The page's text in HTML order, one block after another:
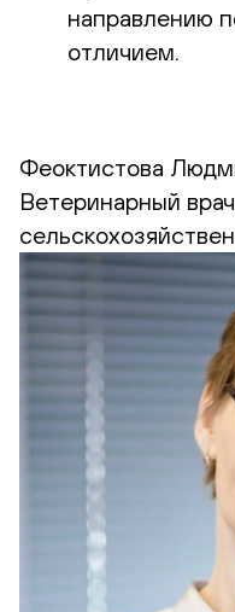
направлению
отличием.
Феоктистова
Ветеринарный